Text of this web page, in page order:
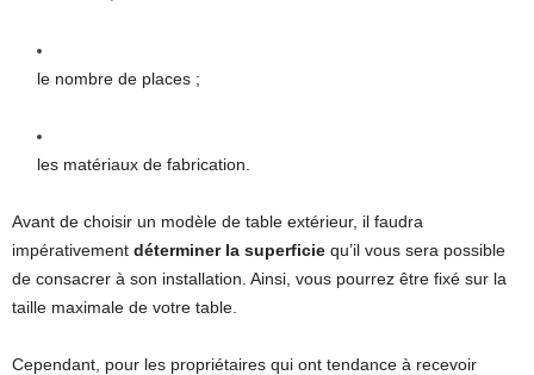
le nombre de places ;
les matériaux de fabrication.
Avant de choisir un modèle de table extérieur, il faudra
impérativement déterminer la superficie qu’il vous sera possible
de consacrer à son installation. Ainsi, vous pourrez être fixé sur la
taille maximale de votre table.
Cependant, pour les propriétaires qui ont tendance à recevoir